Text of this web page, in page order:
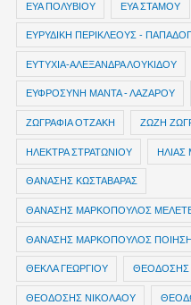
ΕΥΑ ΠΟΛΥΒΙΟΥ ΕΥΑ ΣΤΑΜΟΥ
ΕΥΡΥΔΙΚΗ ΠΕΡΙΚΛΕΟΥΣ -
ΕΥΤΥΧΙΑ-ΑΛΕΞΑΝΔΡΑ ΛΟΥΚΙΔΟΥ
ΕΥΦΡΟΣΥΝΗ ΜΑΝΤΑ - ΛΑΖΑΡΟΥ
ΖΩΓΡΑΦΙΑ ΟΤΖΑΚΗ ΖΩΖΗ
ΗΛΕΚΤΡΑ ΣΤΡΑΤΩΝΙΟΥ ΗΛΙΑΣ
ΘΑΝΑΣΗΣ ΚΩΣΤΑΒΑΡΑΣ
ΘΑΝΑΣΗΣ ΜΑΡΚΟΠΟΥΛΟΣ
ΘΑΝΑΣΗΣ ΜΑΡΚΟΠΟΥΛΟΣ ΠΟΙΗΣΗ
ΘΕΚΛΑ ΓΕΩΡΓΙΟΥ ΘΕΟΔΟΣΗΣ
ΘΕΟΔΟΣΗΣ ΝΙΚΟΛΑΟΥ